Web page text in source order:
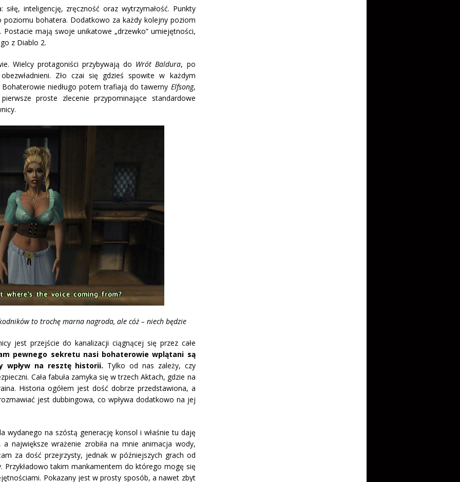
inteligencję, zręczność oraz wytrzymałość. Punkty
poziomu bohatera. Dodatkowo za każdy kolejny poziom
mają swoje unikatowe „drzewko” umiejętności,
z Diablo 2.
Wielcy protagoniści przybywają do Wrót Baldura, po
Zło czai się gdzieś spowite w każdym
niedługo potem trafiają do tawerny Elfsong,
proste zlecenie przypominające standardowe
to trochę marna nagroda, ale cóż – niech będzie
jest przejście do kanalizacji ciągnącej się przez całe
pewnego sekretu nasi bohaterowie wplątani są
wpływ na resztę historii. Tylko od nas zależy, czy
Cała fabuła zamyka się w trzech Aktach, gdzie na
Historia ogółem jest dość dobrze przedstawiona, a
jest dubbingowa, co wpływa dodatkowo na jej
wydanego na szóstą generację konsol i właśnie tu daję
a największe wrażenie zrobiła na mnie animacja wody,
za dość przejrzysty, jednak w późniejszych grach od
Przykładowo takim mankamentem do którego mogę się
Pokazany jest w prosty sposób, a nawet zbyt